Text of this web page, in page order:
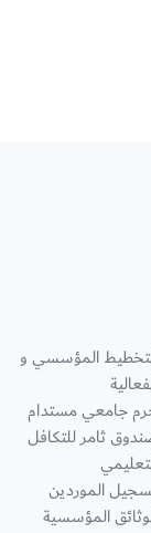
المؤسسي و
جامعي مستدام
ثامر للتكافل
الموردين
المؤسسية